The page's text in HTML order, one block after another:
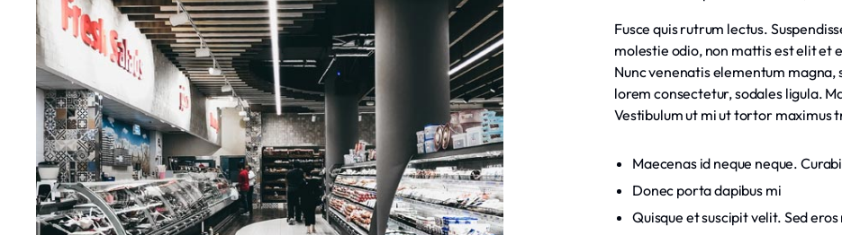
Fusce quis rutrum lectus.
molestie odio, non mattis est elit et
Nunc venenatis elementum
lorem consectetur, sodales ligula.
Vestibulum ut mi ut tortor maximus
Maecenas id neque neque.
Donec porta dapibus mi
Quisque et suscipit velit. Sed